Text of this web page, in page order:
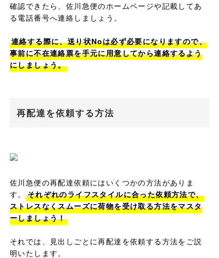
確認できたら、佐川急便のホームページや記載してあ
る電話番号へ連絡しましょう。
連絡する際に、送り状Noは必ず必要になりますので、
事前に不在連絡票を手元に用意してから連絡するよう
にしましょう。
再配達を依頼する方法
佐川急便の再配達依頼にはいくつかの方法がありま
す。
それぞれのライフスタイルに合った依頼方法で、
ストレスなくスムーズに荷物を受け取る方法をマスタ
ーしましょう！
それでは、見出しごとに再配達を依頼する方法をご説
明いたします。